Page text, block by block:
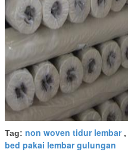
Tag: non woven tidur lembar,
bed pakai lembar gulungan